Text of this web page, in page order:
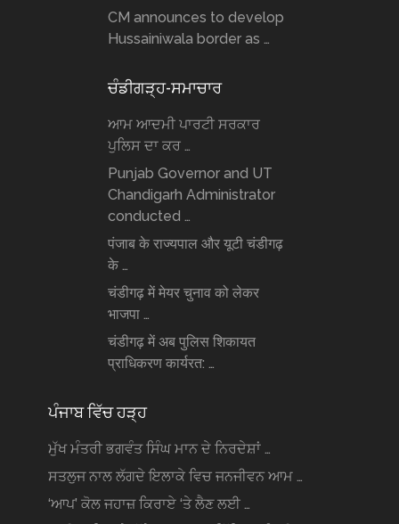
CM announces to develop
Hussainiwala border as …
ਚੰਡੀਗੜ੍ਹ-ਸਮਾਚਾਰ
ਆਮ ਆਦਮੀ ਪਾਰਟੀ ਸਰਕਾਰ
ਪੁਲਿਸ ਦਾ ਕਰ …
Punjab Governor and UT
Chandigarh Administrator
conducted …
पंजाब के राज्यपाल और यूटी चंडीगढ़
के …
चंडीगढ़ में मेयर चुनाव को लेकर
भाजपा …
चंडीगढ़ में अब पुलिस शिकायत
प्राधिकरण कार्यरत: …
ਪੰਜਾਬ ਵਿੱਚ ਹੜ੍ਹ
ਮੁੱਖ ਮੰਤਰੀ ਭਗਵੰਤ ਸਿੰਘ ਮਾਨ ਦੇ ਨਿਰਦੇਸ਼ਾਂ …
ਸਤਲੁਜ ਨਾਲ ਲੱਗਦੇ ਇਲਾਕੇ ਵਿਚ ਜਨਜੀਵਨ ਆਮ …
‘ਆਪ’ ਕੋਲ ਜਹਾਜ਼ ਕਿਰਾਏ ‘ਤੇ ਲੈਣ ਲਈ …